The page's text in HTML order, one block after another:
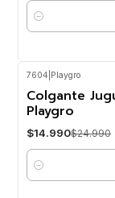
Cantidad
-40%
7604 Playgro
Colgante
Playgro
$14.990$24.990
Cantidad